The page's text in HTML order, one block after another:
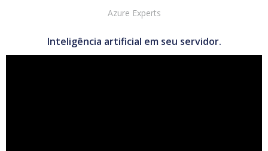
Azure Experts
Inteligência artificial em seu servidor.